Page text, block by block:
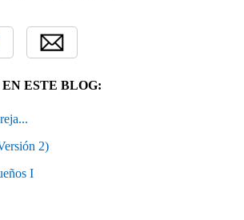
ESTE BLOG:
2)
I